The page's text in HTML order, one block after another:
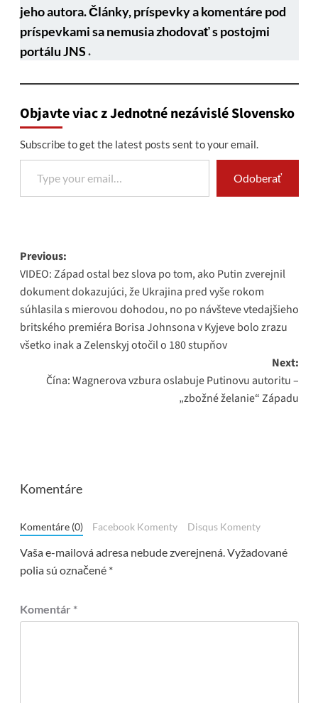
jeho autora. Články, príspevky a komentáre pod
príspevkami sa nemusia zhodovať s postojmi
portálu JNS.
Objavte viac z Jednotné nezávislé Slovensko
Subscribe to get the latest posts sent to your email.
Type your email…
Odoberať
Post
navigation
Previous:
VIDEO: Západ ostal bez slova po tom, ako Putin zverejnil
dokument dokazujúci, že Ukrajina pred vyše rokom
súhlasila s mierovou dohodou, no po návšteve vtedajšieho
britského premiéra Borisa Johnsona v Kyjeve bolo zrazu
všetko inak a Zelenskyj otočil o 180 stupňov
Next:
Čína: Wagnerova vzbura oslabuje Putinovu autoritu –
„zbožné želanie“ Západu
Komentáre
Komentáre (0) Facebook Komenty Disqus Komenty
Vaša e-mailová adresa nebude zverejnená.Vyžadované
polia sú označené *
Komentár *